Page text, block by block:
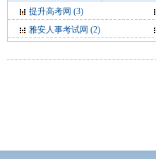
提升高考网 (3)
雅安人事考试网 (2)